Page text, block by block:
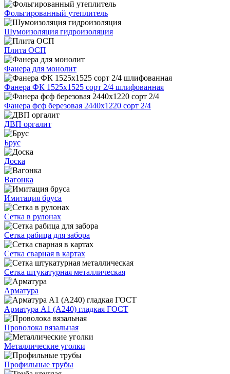
Фольгированный утеплитель
Шумоизоляция гидроизоляция
Плита ОСП
Фанера для монолит
Фанера ФК 1525х1525 сорт 2/4 шлифованная
Фанера фсф березовая 2440х1220 сорт 2/4
ДВП оргалит
Брус
Доска
Вагонка
Имитация бруса
Сетка в рулонах
Сетка рабица для забора
Сетка сварная в картах
Сетка штукатурная металлическая
Арматура
Арматура А1 (А240) гладкая ГОСТ
Проволока вязальная
Металлические уголки
Профильные трубы